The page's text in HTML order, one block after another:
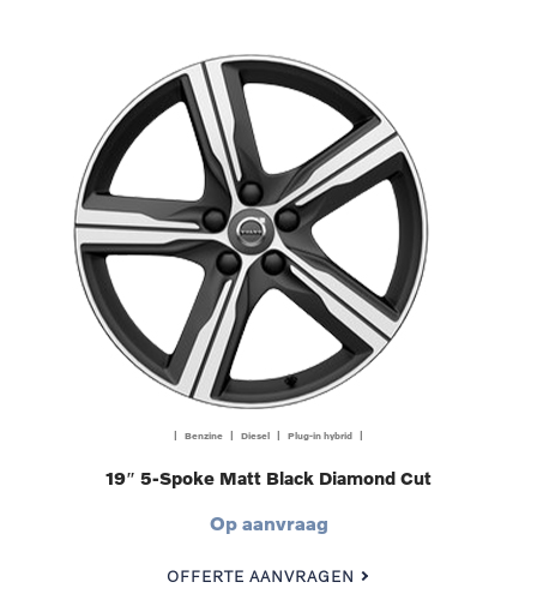
| Benzine | Diesel | Plug-in hybrid |
19″ 5-Spoke Matt Black Diamond Cut
Op aanvraag
OFFERTE AANVRAGEN